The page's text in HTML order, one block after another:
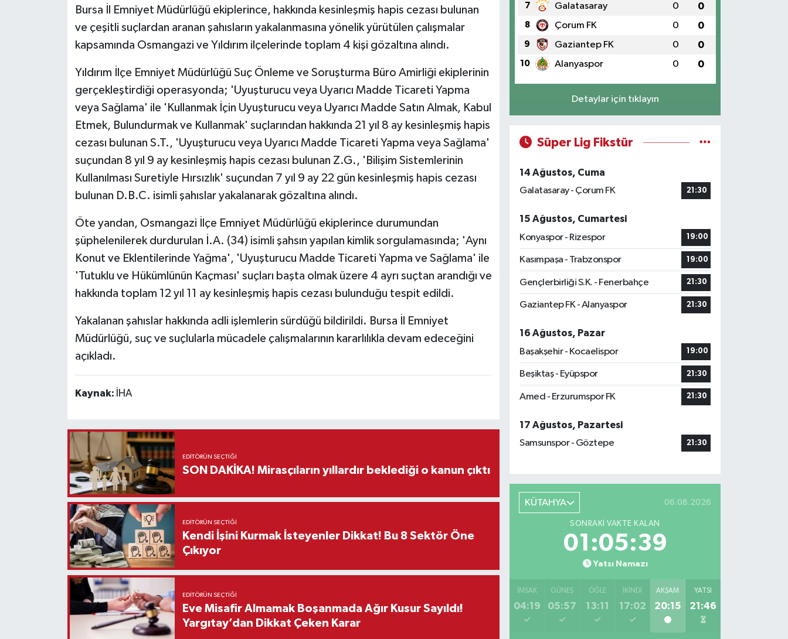
Bursa İl Emniyet Müdürlüğü ekiplerince, hakkında kesinleşmiş hapis cezası bulunan
ve çeşitli suçlardan aranan şahısların yakalanmasına yönelik yürütülen çalışmalar
kapsamında Osmangazi ve Yıldırım ilçelerinde toplam 4 kişi gözaltına alındı.
Yıldırım İlçe Emniyet Müdürlüğü Suç Önleme ve Soruşturma Büro Amirliği ekiplerinin
gerçekleştirdiği operasyonda; 'Uyuşturucu veya Uyarıcı Madde Ticareti Yapma
veya Sağlama' ile 'Kullanmak İçin Uyuşturucu veya Uyarıcı Madde Satın Almak, Kabul
Etmek, Bulundurmak ve Kullanmak' suçlarından hakkında 21 yıl 8 ay kesinleşmiş hapis
cezası bulunan S.T., 'Uyuşturucu veya Uyarıcı Madde Ticareti Yapma veya Sağlama'
suçundan 8 yıl 9 ay kesinleşmiş hapis cezası bulunan Z.G., 'Bilişim Sistemlerinin
Kullanılması Suretiyle Hırsızlık' suçundan 7 yıl 9 ay 22 gün kesinleşmiş hapis cezası
bulunan D.B.C. isimli şahıslar yakalanarak gözaltına alındı.
Öte yandan, Osmangazi İlçe Emniyet Müdürlüğü ekiplerince durumundan
şüphelenilerek durdurulan İ.A. (34) isimli şahsın yapılan kimlik sorgulamasında; 'Aynı
Konut ve Eklentilerinde Yağma', 'Uyuşturucu Madde Ticareti Yapma ve Sağlama' ile
'Tutuklu ve Hükümlünün Kaçması' suçları başta olmak üzere 4 ayrı suçtan arandığı ve
hakkında toplam 12 yıl 11 ay kesinleşmiş hapis cezası bulunduğu tespit edildi.
Yakalanan şahıslar hakkında adli işlemlerin sürdüğü bildirildi. Bursa İl Emniyet
Müdürlüğü, suç ve suçlularla mücadele çalışmalarının kararlılıkla devam edeceğini
açıkladı.
Kaynak: İHA
EDITÖRÜN SEÇTIĞI
SON DAKİKA! Mirasçıların yıllardır beklediği o kanun çıktı
EDITÖRÜN SEÇTIĞI
Kendi İşini Kurmak İsteyenler Dikkat! Bu 8 Sektör Öne
Çıkıyor
EDITÖRÜN SEÇTIĞI
Eve Misafir Almamak Boşanmada Ağır Kusur Sayıldı!
Yargıtay’dan Dikkat Çeken Karar
7 Galatasaray 0 0
8 Çorum FK 0 0
9 Gaziantep FK 0 0
10 Alanyaspor 0 0
Detaylar için tıklayın
Süper Lig Fikstür
14 Ağustos, Cuma
Galatasaray - Çorum FK
21:30
15 Ağustos, Cumartesi
Konyaspor - Rizespor
19:00
Kasımpaşa - Trabzonspor 19:00
Gençlerbirliği S.K. - Fenerbahçe 21:30
Gaziantep FK - Alanyaspor 21:30
16 Ağustos, Pazar
Başakşehir - Kocaelispor
19:00
Beşiktaş - Eyüpspor 21:30
Amed - Erzurumspor FK 21:30
17 Ağustos, Pazartesi
Samsunspor - Göztepe
21:30
KÜTAHYA 06.08.2026
SONRAKI VAKTE KALAN
01:05:38
Yatsı Namazı
İMSAK
04:19
GÜNEŞ
05:57
ÖĞLE
13:11
İKINDI
17:02
AKŞAM
20:15
YATSI
21:46